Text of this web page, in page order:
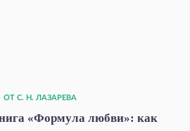
ОТ С. Н. ЛАЗАРЕВА
«Формула любви»: как